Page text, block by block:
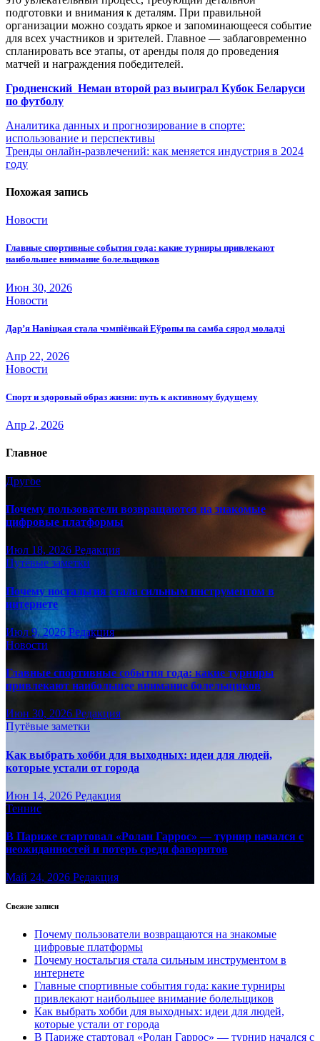
подготовки и внимания к деталям. При правильной
организации можно создать яркое и запоминающееся событие
для всех участников и зрителей. Главное — заблаговременно
спланировать все этапы, от аренды поля до проведения
матчей и награждения победителей.
Гродненский Неман второй раз выиграл Кубок Беларуси
по футболу
Навигация
по
записям
Аналитика данных и прогнозирование в спорте:
использование и перспективы
Тренды онлайн-развлечений: как меняется индустрия в 2024
году
Похожая запись
Новости
Главные спортивные события года: какие турниры привлекают
наибольшее внимание болельщиков
Июн 30, 2026
Новости
Дар’я Навіцкая стала чэмпіёнкай Еўропы па самба сярод моладзі
Апр 22, 2026
Новости
Спорт и здоровый образ жизни: путь к активному будущему
Апр 2, 2026
Главное
Другое
Почему пользователи возвращаются на знакомые
цифровые платформы
Июл 18, 2026 Редакция
Путёвые заметки
Почему ностальгия стала сильным инструментом в
интернете
Июл 9, 2026 Редакция
Новости
Главные спортивные события года: какие турниры
привлекают наибольшее внимание болельщиков
Июн 30, 2026 Редакция
Путёвые заметки
Как выбрать хобби для выходных: идеи для людей,
которые устали от города
Июн 14, 2026 Редакция
Теннис
В Париже стартовал «Ролан Гаррос» — турнир начался с
неожиданностей и потерь среди фаворитов
Май 24, 2026 Редакция
Свежие записи
Почему пользователи возвращаются на знакомые
цифровые платформы
Почему ностальгия стала сильным инструментом в
интернете
Главные спортивные события года: какие турниры
привлекают наибольшее внимание болельщиков
Как выбрать хобби для выходных: идеи для людей,
которые устали от города
В Париже стартовал «Ролан Гаррос» — турнир начался с